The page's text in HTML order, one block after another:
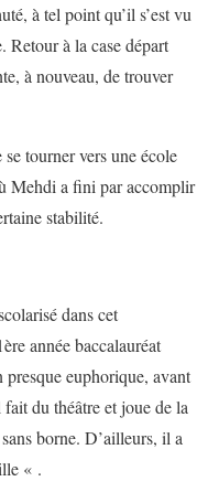
à tel point qu’il s’est vu
Retour à la case départ
à nouveau, de trouver
se tourner vers une école
Mehdi a fini par accomplir
stabilité.
dans cet
année baccalauréat
euphorique, avant
du théâtre et joue de la
borne. D’ailleurs, il a
« .